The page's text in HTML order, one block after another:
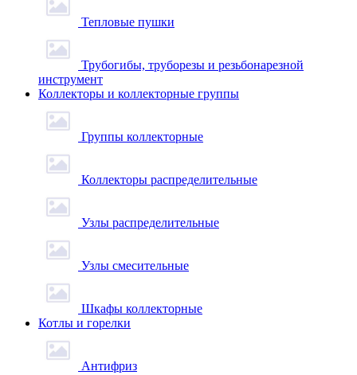
Тепловые пушки
Трубогибы, труборезы и резьбонарезной
инструмент
Коллекторы и коллекторные группы
Группы коллекторные
Коллекторы распределительные
Узлы распределительные
Узлы смесительные
Шкафы коллекторные
Котлы и горелки
Антифриз